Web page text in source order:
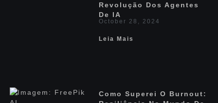
Revolução Dos Agentes
De IA
October 28, 2024
Leia Mais
Como Superei O Burnout: